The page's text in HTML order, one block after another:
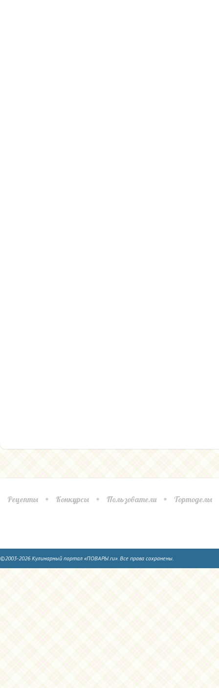
Рецепты Конкурсы Пользователи Тортоделы
©2003-2026 Кулинарный портал «ПОВАРЫ.ru». Все права сохранены.